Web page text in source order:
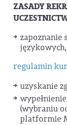
ZASADY
zapoznanie
językowych,
regulamin
uzyskanie
(wybraniu
platformie